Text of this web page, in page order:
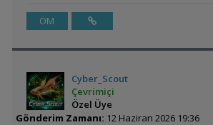
ÖM
Cyber_Scout
Çevrimiçi
Özel Üye
Gönderim Zamanı: 12 Haziran 2026 19:36